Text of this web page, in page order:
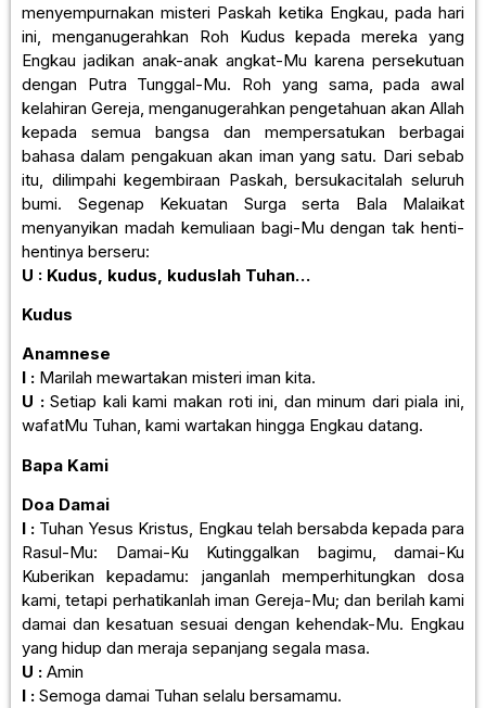
menyempurnakan misteri Paskah ketika Engkau, pada hari
ini, menganugerahkan Roh Kudus kepada mereka yang
Engkau jadikan anak-anak angkat-Mu karena persekutuan
dengan Putra Tunggal-Mu. Roh yang sama, pada awal
kelahiran Gereja, menganugerahkan pengetahuan akan Allah
kepada semua bangsa dan mempersatukan berbagai
bahasa dalam pengakuan akan iman yang satu. Dari sebab
itu, dilimpahi kegembiraan Paskah, bersukacitalah seluruh
bumi. Segenap Kekuatan Surga serta Bala Malaikat
menyanyikan madah kemuliaan bagi-Mu dengan tak henti-
hentinya berseru:
U : Kudus, kudus, kuduslah Tuhan…
Kudus
Anamnese
I : Marilah mewartakan misteri iman kita.
U :Setiap kali kami makan roti ini, dan minum dari piala ini,
wafatMu Tuhan, kami wartakan hingga Engkau datang.
Bapa Kami
Doa Damai
I : Tuhan Yesus Kristus, Engkau telah bersabda kepada para
Rasul-Mu: Damai-Ku Kutinggalkan bagimu, damai-Ku
Kuberikan kepadamu: janganlah memperhitungkan dosa
kami, tetapi perhatikanlah iman Gereja-Mu; dan berilah kami
damai dan kesatuan sesuai dengan kehendak-Mu. Engkau
yang hidup dan meraja sepanjang segala masa.
U : Amin
I : Semoga damai Tuhan selalu bersamamu.